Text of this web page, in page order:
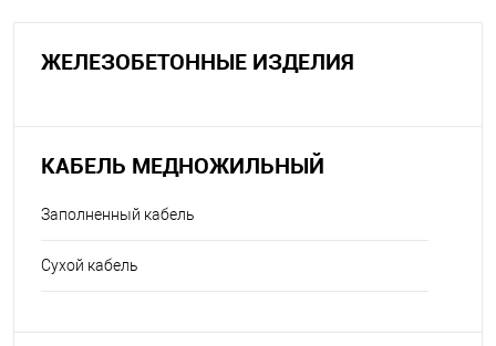
ЖЕЛЕЗОБЕТОННЫЕ ИЗДЕЛИЯ
КАБЕЛЬ МЕДНОЖИЛЬНЫЙ
Заполненный кабель
Сухой кабель